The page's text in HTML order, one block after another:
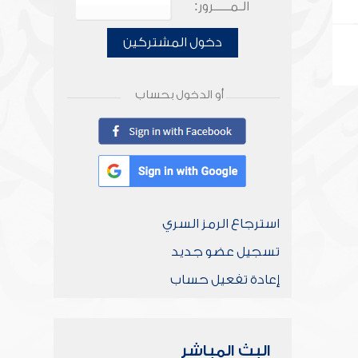
الـمـــــرور:
دخول المشتركين
أو الدخول بحساب
استرجاع الرمز السري
تسجيل عضو جديد
إعادة تفعيل حساب
البث المباشر